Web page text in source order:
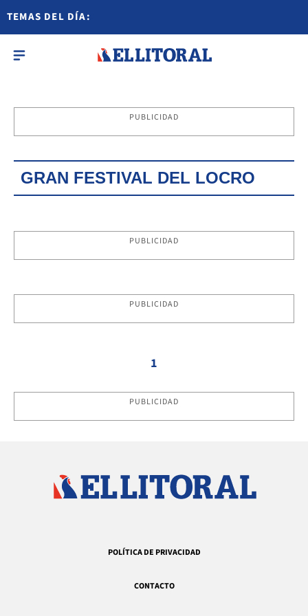
TEMAS DEL DÍA:
PUBLICIDAD
GRAN FESTIVAL DEL LOCRO
PUBLICIDAD
PUBLICIDAD
1
PUBLICIDAD
POLÍTICA DE PRIVACIDAD
CONTACTO